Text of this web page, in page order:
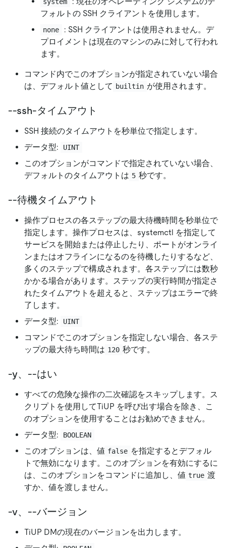
フォルトの SSH クライアントを使用します。
none
: SSH クライアントは使用されません。デ
プロイメントは現在のマシンのみに対して行われ
ます。
コマンド内でこのオプションが指定されていない場合
は、デフォルト値として builtin が使用されます。
--ssh-タイムアウト
SSH 接続のタイムアウトを秒単位で指定します。
データ型:
UINT
このオプションがコマンドで指定されていない場合、
デフォルトのタイムアウトは 5 秒です。
--待機タイムアウト
操作プロセスの各ステップの最大待機時間を秒単位で
指定します。操作プロセスは、systemctl を指定して
サービスを開始または停止したり、ポートがオンライ
ンまたはオフラインになるのを待機したりするなど、
多くのステップで構成されます。各ステップには数秒
かかる場合があります。ステップの実行時間が指定さ
れたタイムアウトを超えると、ステップはエラーで終
了します。
データ型:
UINT
コマンドでこのオプションを指定しない場合、各ステ
ップの最大待ち時間は 120 秒です。
-y、--はい
すべての危険な操作の二次確認をスキップします。ス
クリプトを使用してTiUP を呼び出す場合を除き、こ
のオプションを使用することはお勧めできません。
データ型:
BOOLEAN
このオプションは、値 false を指定するとデフォル
トで無効になります。このオプションを有効にするに
は、このオプションをコマンドに追加し、値 true 渡
すか、値を渡しません。
-v、--バージョン
TiUP DMの現在のバージョンを出力します。